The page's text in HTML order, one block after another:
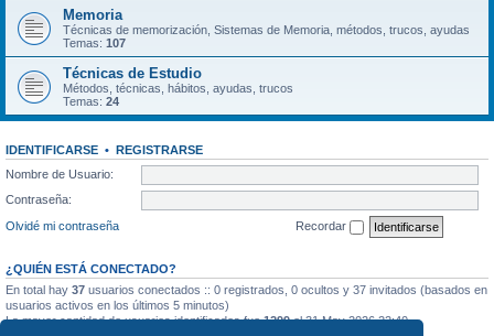
Memoria
Técnicas de memorización, Sistemas de Memoria, métodos, trucos, ayudas
Temas: 107
Técnicas de Estudio
Métodos, técnicas, hábitos, ayudas, trucos
Temas: 24
IDENTIFICARSE • REGISTRARSE
Nombre de Usuario:
Contraseña:
Olvidé mi contraseña
Recordar
¿QUIÉN ESTÁ CONECTADO?
En total hay 37 usuarios conectados :: 0 registrados, 0 ocultos y 37 invitados (basados en
usuarios activos en los últimos 5 minutos)
La mayor cantidad de usuarios identificados fue1299el 31 May 2026 22:40